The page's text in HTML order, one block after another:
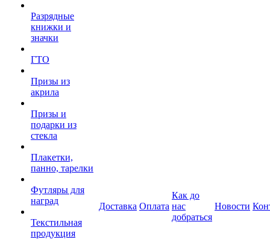
Разрядные
книжки и
значки
ГТО
Призы из
акрила
Призы и
подарки из
стекла
Плакетки,
панно, тарелки
Футляры для
наград
Текстильная
продукция
Доставка Оплата
Как до
нас
добраться
Новости